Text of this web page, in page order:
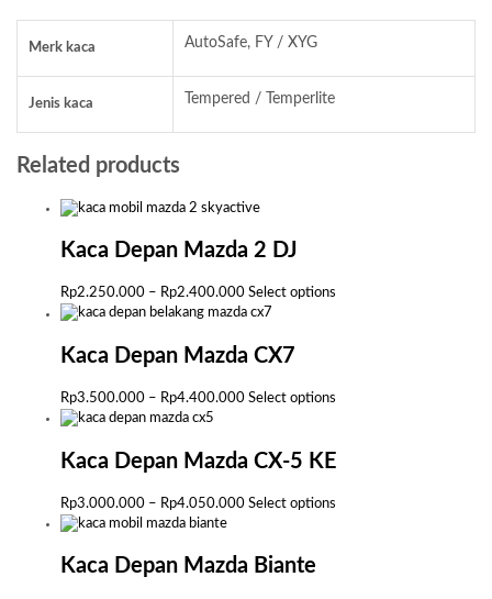
Merk kaca AutoSafe, FY / XYG
Jenis kaca Tempered / Temperlite
Related products
Kaca Depan Mazda 2 DJ
Rp2.250.000 – Rp2.400.000Price
range:
through
Select options
be
chosen
Kaca Depan Mazda CX7
Rp3.500.000 – Rp4.400.000Price
through
Select options
multiple
Kaca Depan Mazda CX-5 KE
Rp3.000.000 – Rp4.050.000Price
through
Select options
Kaca Depan Mazda Biante